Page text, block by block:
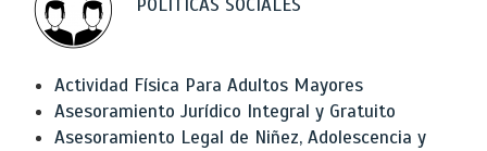
POLITICAS SOCIALES
Actividad Física Para Adultos Mayores
Asesoramiento Jurídico Integral y Gratuito
Asesoramiento Legal de Niñez, Adolescencia y